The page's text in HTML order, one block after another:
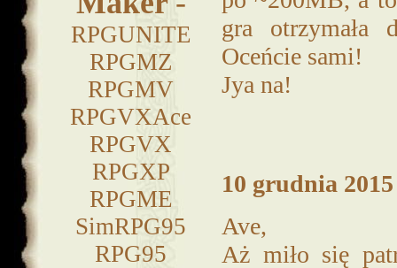
RPGUNITE
RPGMZ
RPGMV
RPGVXAce
RPGVX
RPGXP
RPGME
SimRPG95
RPG95
gra otrzymała
Oceńcie sami!
Jya na!
10 grudnia
Ave,
Aż miło się